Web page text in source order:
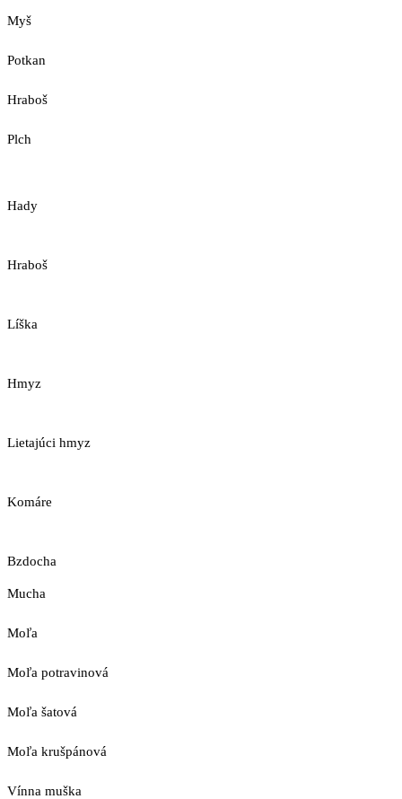
Myš
Potkan
Hraboš
Plch
Hady
Hraboš
Líška
Hmyz
Lietajúci hmyz
Komáre
Bzdocha
Mucha
Moľa
Moľa potravinová
Moľa šatová
Moľa krušpánová
Vínna muška